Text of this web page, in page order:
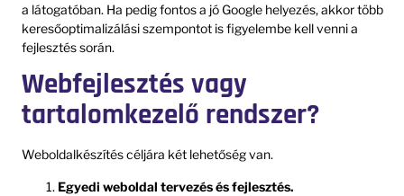
a látogatóban. Ha pedig fontos a jó Google helyezés, akkor több
keresőoptimalizálási szempontot is figyelembe kell venni a
fejlesztés során.
Webfejlesztés vagy
tartalomkezelő rendszer?
Weboldalkészítés céljára két lehetőség van.
Egyedi weboldal tervezés és fejlesztés.